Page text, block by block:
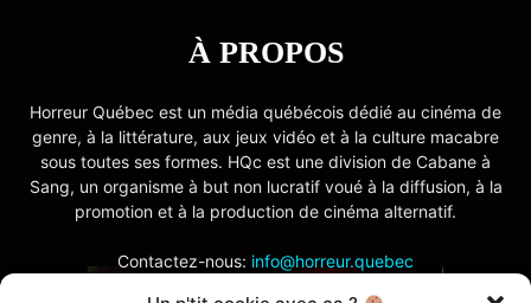
À PROPOS
Horreur Québec est un média québécois dédié au cinéma de
genre, à la littérature, aux jeux vidéo et à la culture macabre
sous toutes ses formes. HQc est une division de Cabane à
Sang, un organisme à but non lucratif voué à la diffusion, à la
promotion et à la production de cinéma alternatif.
Contactez-nous: info@horreur.quebec